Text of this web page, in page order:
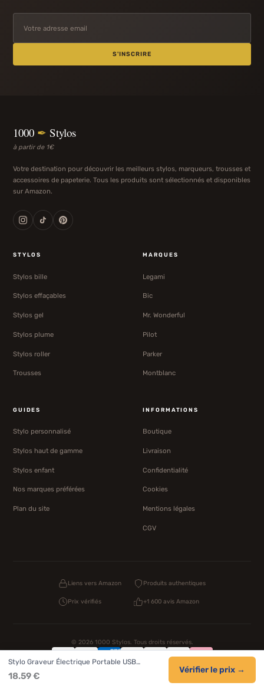
S'INSCRIRE
1000 ✒ Stylos
à partir de 1€
Votre destination pour découvrir les meilleurs stylos, marqueurs, trousses et
accessoires de papeterie. Tous les produits sont sélectionnés et disponibles
sur Amazon.
STYLOS
Stylos bille
Stylos effaçables
Stylos gel
Stylos plume
Stylos roller
Trousses
MARQUES
Legami
Bic
Mr. Wonderful
Pilot
Parker
Montblanc
GUIDES
Stylo personnalisé
Stylos haut de gamme
Stylos enfant
Nos marques préférées
Plan du site
INFORMATIONS
Boutique
Livraison
Confidentialité
Cookies
Mentions légales
CGV
Liens vers Amazon Produits authentiques
Prix vérifiés +1 600 avis Amazon
© 2026 1000 Stylos. Tous droits réservés.
Cookies
Stylo Graveur Électrique Portable USB…
18.59 €
Vérifier le prix →